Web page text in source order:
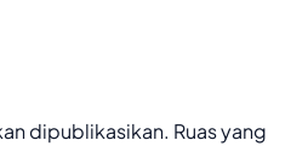
dipublikasikan. Ruas yang